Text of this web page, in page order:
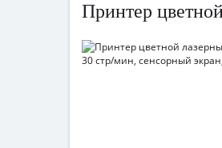
Принтер